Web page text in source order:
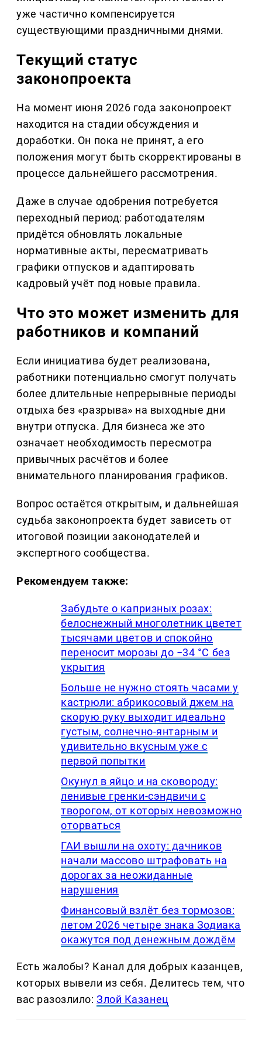
уже частично компенсируется
существующими праздничными днями.
Текущий статус
законопроекта
На момент июня 2026 года законопроект
находится на стадии обсуждения и
доработки. Он пока не принят, а его
положения могут быть скорректированы в
процессе дальнейшего рассмотрения.
Даже в случае одобрения потребуется
переходный период: работодателям
придётся обновлять локальные
нормативные акты, пересматривать
графики отпусков и адаптировать
кадровый учёт под новые правила.
Что это может изменить для
работников и компаний
Если инициатива будет реализована,
работники потенциально смогут получать
более длительные непрерывные периоды
отдыха без «разрыва» на выходные дни
внутри отпуска. Для бизнеса же это
означает необходимость пересмотра
привычных расчётов и более
внимательного планирования графиков.
Вопрос остаётся открытым, и дальнейшая
судьба законопроекта будет зависеть от
итоговой позиции законодателей и
экспертного сообщества.
Рекомендуем также:
Забудьте о капризных розах:
белоснежный многолетник цветет
тысячами цветов и спокойно
переносит морозы до −34 °C без
укрытия
Больше не нужно стоять часами у
кастрюли: абрикосовый джем на
скорую руку выходит идеально
густым, солнечно-янтарным и
удивительно вкусным уже с
первой попытки
Окунул в яйцо и на сковороду:
ленивые гренки-сэндвичи с
творогом, от которых невозможно
оторваться
ГАИ вышли на охоту: дачников
начали массово штрафовать на
дорогах за неожиданные
нарушения
Финансовый взлёт без тормозов:
летом 2026 четыре знака Зодиака
окажутся под денежным дождём
Есть жалобы? Канал для добрых казанцев,
которых вывели из себя. Делитеcь тем, что
вас разозлило:Злой Казанец